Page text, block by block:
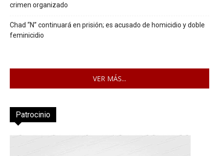
crimen organizado
Chad “N” continuará en prisión; es acusado de homicidio y doble
feminicidio
VER MÁS...
Patrocinio